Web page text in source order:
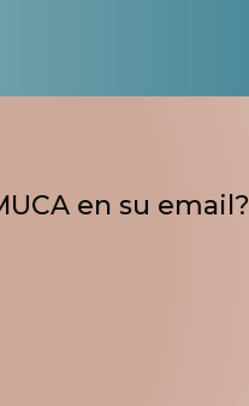
en su email?